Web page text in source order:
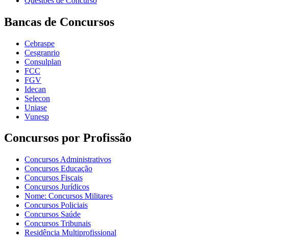
Bancas de Concursos
Cebraspe
Cesgranrio
Consulplan
FCC
FGV
Idecan
Selecon
Uniase
Vunesp
Concursos por Profissão
Concursos Administrativos
Concursos Educação
Concursos Fiscais
Concursos Jurídicos
Nome: Concursos Militares
Concursos Policiais
Concursos Saúde
Concursos Tribunais
Residência Multiprofissional